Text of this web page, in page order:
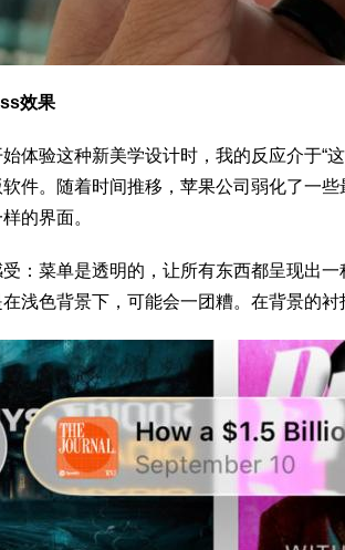
效果
体验这种新美学设计时，我的反应介于“这
件。随着时间推移，苹果公司弱化了一
的界面。
：菜单是透明的，让所有东西都呈现出
浅色背景下，可能会一团糟。在背景的衬